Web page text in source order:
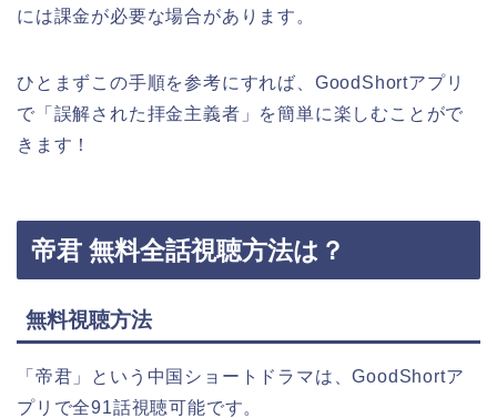
には課金が必要な場合があります。
ひとまずこの手順を参考にすれば、GoodShortアプリ
で「誤解された拝金主義者」を簡単に楽しむことがで
きます！
帝君 無料全話視聴方法は？
無料視聴方法
「帝君」という中国ショートドラマは、GoodShortア
プリで全91話視聴可能です。